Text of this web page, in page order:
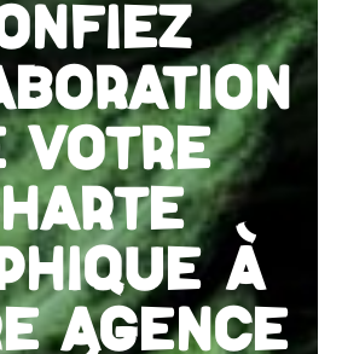
VOTRE
À
AGENCE